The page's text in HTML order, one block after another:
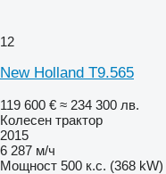
12
New Holland T9.565
119 600 € ≈ 234 300 лв.
Колесен трактор
2015
6 287 м/ч
Мощност 500 к.с. (368 kW)